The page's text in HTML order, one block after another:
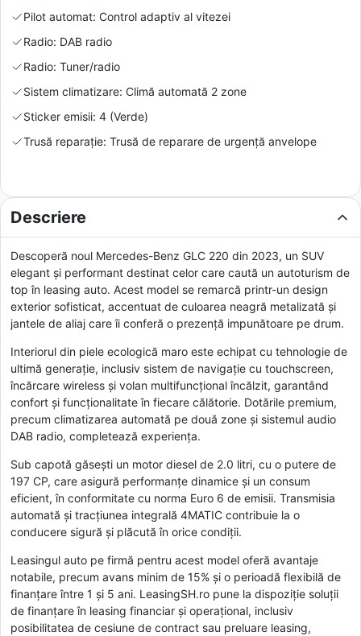
Pilot automat: Control adaptiv al vitezei
Radio: DAB radio
Radio: Tuner/radio
Sistem climatizare: Climă automată 2 zone
Sticker emisii: 4 (Verde)
Trusă reparație: Trusă de reparare de urgență anvelope
Descriere
Descoperă noul Mercedes-Benz GLC 220 din 2023, un SUV
elegant și performant destinat celor care caută un autoturism de
top în leasing auto. Acest model se remarcă printr-un design
exterior sofisticat, accentuat de culoarea neagră metalizată și
jantele de aliaj care îi conferă o prezență impunătoare pe drum.
Interiorul din piele ecologică maro este echipat cu tehnologie de
ultimă generație, inclusiv sistem de navigație cu touchscreen,
încărcare wireless și volan multifuncțional încălzit, garantând
confort și funcționalitate în fiecare călătorie. Dotările premium,
precum climatizarea automată pe două zone și sistemul audio
DAB radio, completează experiența.
Sub capotă găsești un motor diesel de 2.0 litri, cu o putere de
197 CP, care asigură performanțe dinamice și un consum
eficient, în conformitate cu norma Euro 6 de emisii. Transmisia
automată și tracțiunea integrală 4MATIC contribuie la o
conducere sigură și plăcută în orice condiții.
Leasingul auto pe firmă pentru acest model oferă avantaje
notabile, precum avans minim de 15% și o perioadă flexibilă de
finanțare între 1 și 5 ani. LeasingSH.ro pune la dispoziție soluții
de finanțare în leasing financiar și operațional, inclusiv
posibilitatea de cesiune de contract sau preluare leasing,